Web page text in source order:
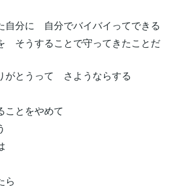
自分に 自分でバイバイってできる
そうすることで守ってきたことだ
がとうって さようならする
ことをやめて
ら